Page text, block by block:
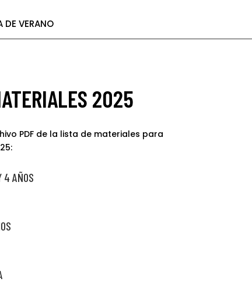
DE VERANO
2025
PDF de la lista de materiales para
4 AÑOS